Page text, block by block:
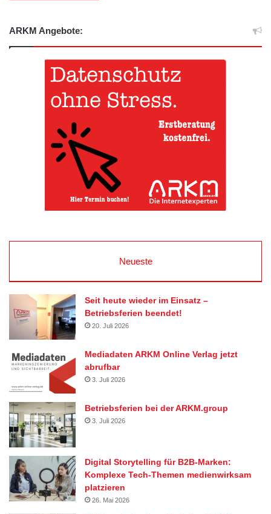
ARKM Angebote:
Neueste
Seit heute wieder im Einsatz –
Betriebsferien beendet!
20. Juli 2026
Mediadaten ARKM Online Verlag jetzt
abrufbar
3. Juli 2026
Betriebsferien bei der ARKM.group
3. Juli 2026
Digital Storytelling für B2B-Marken:
Komplexe Tech-Themen medienwirksam
platzieren
26. Mai 2026